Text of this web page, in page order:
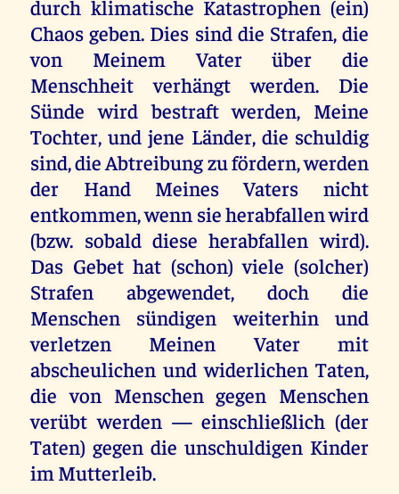
durch klimatische Katastrophen (ein)
Chaos geben. Dies sind die Strafen, die
von Meinem Vater über die
Menschheit verhängt werden. Die
Sünde wird bestraft werden, Meine
Tochter, und jene Länder, die schuldig
sind, die Abtreibung zu fördern, werden
der Hand Meines Vaters nicht
entkommen, wenn sie herabfallen wird
(bzw. sobald diese herabfallen wird).
Das Gebet hat (schon) viele (solcher)
Strafen abgewendet, doch die
Menschen sündigen weiterhin und
verletzen Meinen Vater mit
abscheulichen und widerlichen Taten,
die von Menschen gegen Menschen
verübt werden — einschließlich (der
Taten) gegen die unschuldigen Kinder
im Mutterleib.